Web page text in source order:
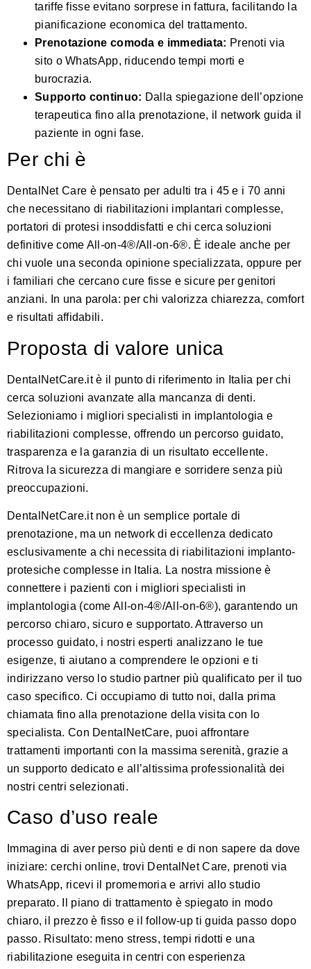
tariffe fisse evitano sorprese in fattura, facilitando la
pianificazione economica del trattamento.
Prenotazione comoda e immediata: Prenoti via
sito o WhatsApp, riducendo tempi morti e
burocrazia.
Supporto continuo: Dalla spiegazione dell’opzione
terapeutica fino alla prenotazione, il network guida il
paziente in ogni fase.
Per chi è
DentalNet Care è pensato per adulti tra i 45 e i 70 anni
che necessitano di riabilitazioni implantari complesse,
portatori di protesi insoddisfatti e chi cerca soluzioni
definitive come All-on-4®/All-on-6®. È ideale anche per
chi vuole una seconda opinione specializzata, oppure per
i familiari che cercano cure fisse e sicure per genitori
anziani. In una parola: per chi valorizza chiarezza, comfort
e risultati affidabili.
Proposta di valore unica
DentalNetCare.itè il punto di riferimento in Italia per chi
cerca soluzioni avanzate alla mancanza di denti.
Selezioniamo i migliori specialisti in implantologia e
riabilitazioni complesse, offrendo un percorso guidato,
trasparenza e la garanzia di un risultato eccellente.
Ritrova la sicurezza di mangiare e sorridere senza più
preoccupazioni.
DentalNetCare.itnon è un semplice portale di
prenotazione, ma un network di eccellenza dedicato
esclusivamente a chi necessita di riabilitazioni implanto-
protesiche complesse in Italia. La nostra missione è
connettere i pazienti con i migliori specialisti in
implantologia (come All-on-4®/All-on-6®), garantendo un
percorso chiaro, sicuro e supportato. Attraverso un
processo guidato, i nostri esperti analizzano le tue
esigenze, ti aiutano a comprendere le opzioni e ti
indirizzano verso lo studio partner più qualificato per il tuo
caso specifico. Ci occupiamo di tutto noi, dalla prima
chiamata fino alla prenotazione della visita con lo
specialista. Con DentalNetCare, puoi affrontare
trattamenti importanti con la massima serenità, grazie a
un supporto dedicato e all’altissima professionalità dei
nostri centri selezionati.
Caso d’uso reale
Immagina di aver perso più denti e di non sapere da dove
iniziare: cerchi online, trovi DentalNet Care, prenoti via
WhatsApp, ricevi il promemoria e arrivi allo studio
preparato. Il piano di trattamento è spiegato in modo
chiaro, il prezzo è fisso e il follow-up ti guida passo dopo
passo. Risultato: meno stress, tempi ridotti e una
riabilitazione eseguita in centri con esperienza